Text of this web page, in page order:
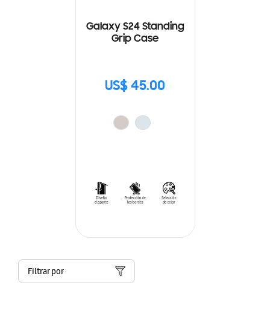
Galaxy S24 Standing
Grip Case
US$ 45.00
Filtrar por